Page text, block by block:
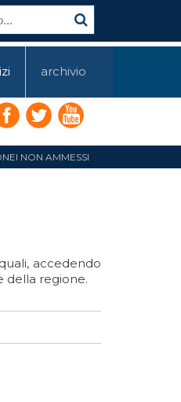
archivio
NON AMMESSI
accedendo
della regione.